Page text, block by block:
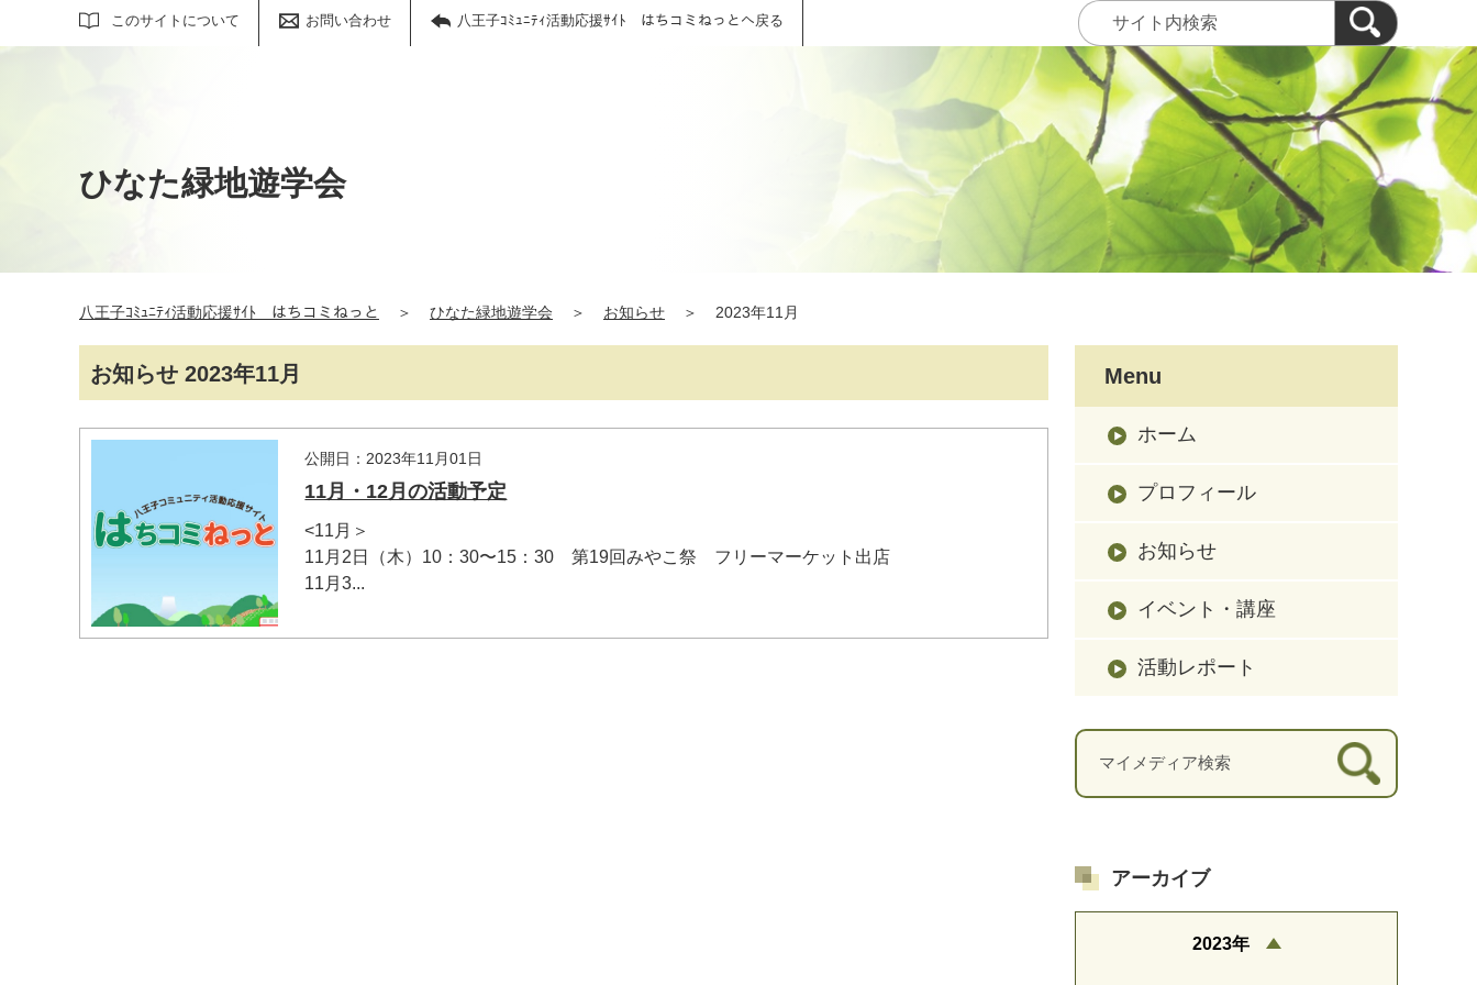
このサイトについて お問い合わせ 八王子ｺﾐｭﾆﾃｨ活動応援ｻｲﾄ はちコミねっとへ戻る
サイト内検索
ひなた緑地遊学会
八王子ｺﾐｭﾆﾃｨ活動応援ｻｲﾄ はちコミねっと ＞ ひなた緑地遊学会 ＞ お知らせ ＞ 2023年11月
お知らせ 2023年11月
公開日：2023年11月01日
11月・12月の活動予定
<11月＞
11月2日（木）10：30〜15：30 第19回みやこ祭 フリーマーケット出店
11月3...
Menu
ホーム
プロフィール
お知らせ
イベント・講座
活動レポート
アーカイブ
2023年